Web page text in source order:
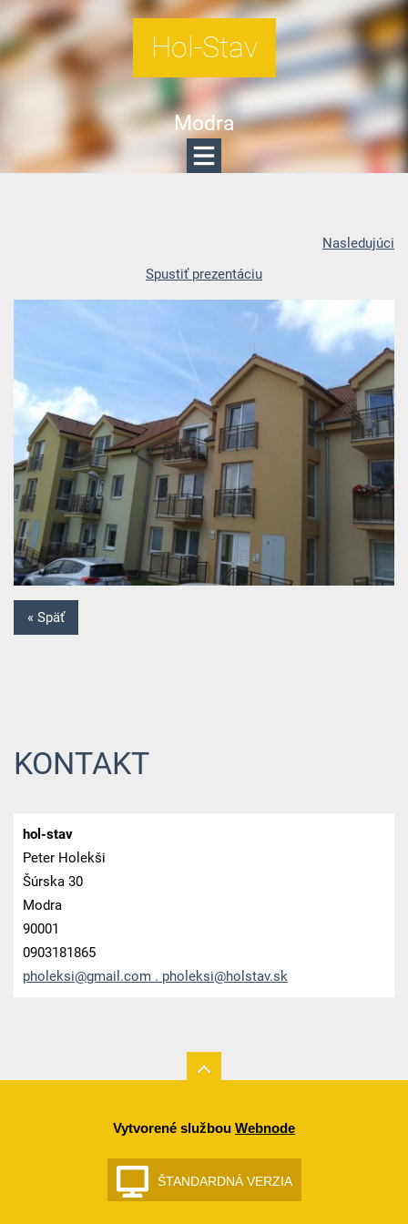
Hol-Stav
Modra
Nasledujúci
Spustiť prezentáciu
« Späť
KONTAKT
hol-stav
Peter Holekši
Šúrska 30
Modra
90001
0903181865
pholeksi@gmail.com . pholeksi@holstav.sk
Vytvorené službou Webnode
ŠTANDARDNÁ VERZIA